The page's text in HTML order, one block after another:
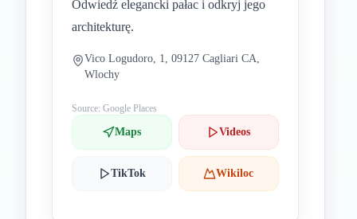
Odwiedź elegancki pałac i odkryj jego
architekturę.
Vico Logudoro, 1, 09127 Cagliari CA,
Wlochy
Source: Google Places
Maps Videos
TikTok Wikiloc